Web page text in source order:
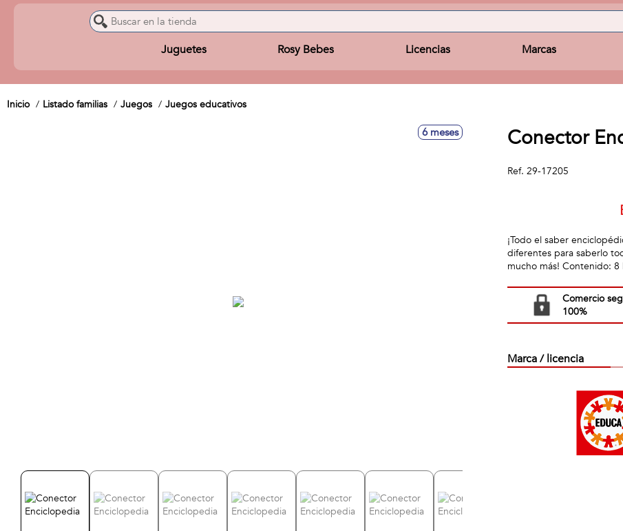
Juguetes Rosy Bebes Licencias Marcas
Inicio Listado familias Juegos Juegos educativos
6 meses Conector
Ref. 29-17205
¡Todo el saber
diferentes para saberlo
mucho más! Contenido:
Comercio
100%
Marca / licencia